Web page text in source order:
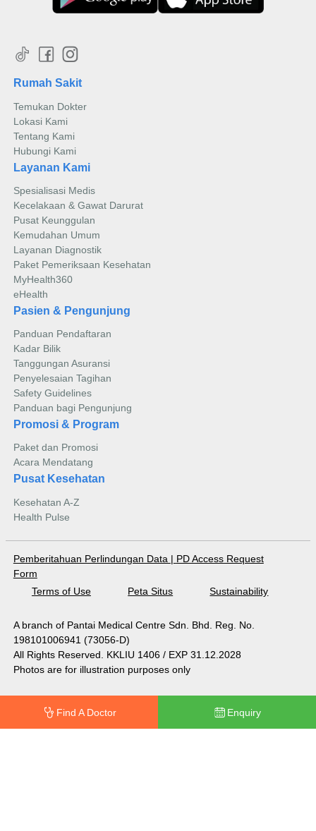
Rumah Sakit
Temukan Dokter
Lokasi Kami
Tentang Kami
Hubungi Kami
Layanan Kami
Spesialisasi Medis
Kecelakaan & Gawat Darurat
Pusat Keunggulan
Kemudahan Umum
Layanan Diagnostik
Paket Pemeriksaan Kesehatan
MyHealth360
eHealth
Pasien & Pengunjung
Panduan Pendaftaran
Kadar Bilik
Tanggungan Asuransi
Penyelesaian Tagihan
Safety Guidelines
Panduan bagi Pengunjung
Promosi & Program
Paket dan Promosi
Acara Mendatang
Pusat Kesehatan
Kesehatan A-Z
Health Pulse
Pemberitahuan Perlindungan Data | PD Access Request
Form
Terms of Use
Peta Situs Sustainability
A branch of Pantai Medical Centre Sdn. Bhd. Reg. No.
198101006941 (73056-D)
All Rights Reserved. KKLIU 1406 / EXP 31.12.2028
Photos are for illustration purposes only
Find A Doctor Enquiry